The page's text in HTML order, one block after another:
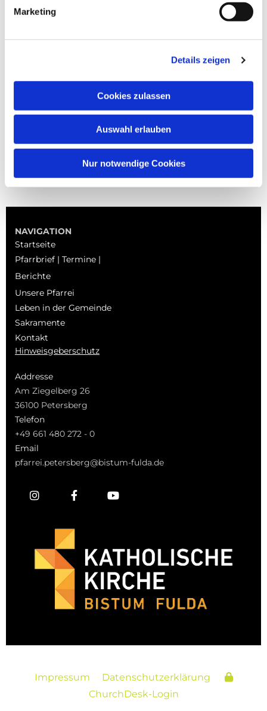
Marketing
Details zeigen
Cookies zulassen
Auswahl erlauben
Nur notwendige Cookies
NAVIGATION
Startseite
Pfarrbrief | Termine |
Berichte
Unsere Pfarrei
Leben in der Gemeinde
Sakramente
Kontakt
Hinweisgeberschutz
Addresse
Am Ziegelberg 26
36100 Petersberg
Telefon
+49 661 480 272 - 0
Email
pfarrei.petersberg@bistum-fulda.de
Impressum
Datenschutzerklärung
ChurchDesk-Login